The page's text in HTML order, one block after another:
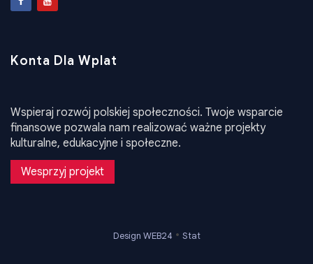
Konta Dla Wplat
Wspieraj rozwój polskiej społeczności. Twoje wsparcie
finansowe pozwala nam realizować ważne projekty
kulturalne, edukacyjne i społeczne.
Wesprzyj projekt
Design WEB24 • Stat